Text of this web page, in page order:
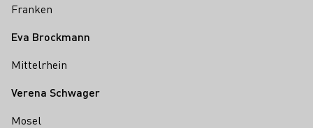
Franken
Eva Brockmann
Mittelrhein
Verena Schwager
Mosel